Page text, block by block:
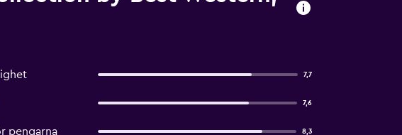
7,7
7,6
pengarna 8,3